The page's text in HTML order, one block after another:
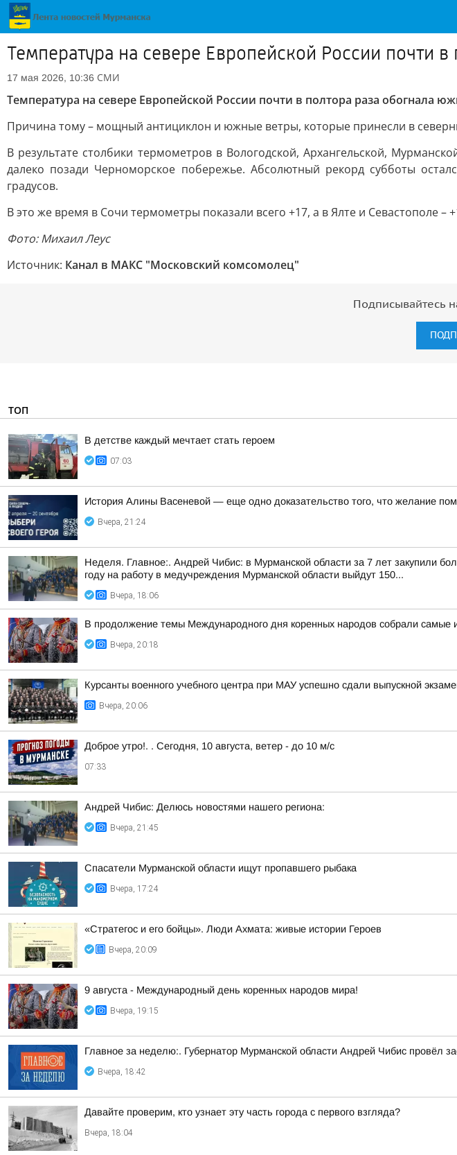
Температура на севере Европейской России почти
17 мая 2026, 10:36 СМИ
Температура на севере Европейской России почти в полтора раза обогнала
Причина тому – мощный антициклон и южные ветры, которые принесли в
В результате столбики термометров в Вологодской, Архангельской,
далеко позади Черноморское побережье. Абсолютный рекорд субботы
градусов.
В это же время в Сочи термометры показали всего +17, а в Ялте и Севастополе –
Фото: Михаил Леус
Источник: Канал в МАКС "Московский комсомолец"
Подписывайтесь
ТОП
В детстве каждый мечтает стать героем
07:03
История Алины Васеневой — еще одно доказательство того, что желание
Вчера, 21:24
Неделя. Главное:. Андрей Чибис: в Мурманской области за 7 лет закупили
году на работу в медучреждения Мурманской области выйдут 150...
Вчера, 18:06
В продолжение темы Международного дня коренных народов собрали самые
Вчера, 20:18
Курсанты военного учебного центра при МАУ успешно сдали выпускной
Вчера, 20:06
Доброе утро!. . Сегодня, 10 августа, ветер - до 10 м/с
07:33
Андрей Чибис: Делюсь новостями нашего региона:
Вчера, 21:45
Спасатели Мурманской области ищут пропавшего рыбака
Вчера, 17:24
«Стратегос и его бойцы». Люди Ахмата: живые истории Героев
Вчера, 20:09
9 августа - Международный день коренных народов мира!
Вчера, 19:15
Главное за неделю:. Губернатор Мурманской области Андрей Чибис провёл
Вчера, 18:42
Давайте проверим, кто узнает эту часть города с первого взгляда?
Вчера, 18:04